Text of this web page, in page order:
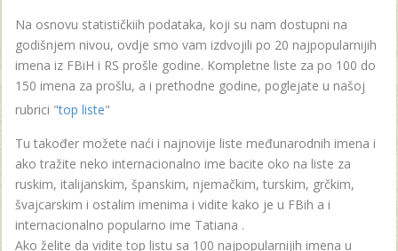
Na osnovu statističkiih podataka, koji su nam dostupni na
godišnjem nivou, ovdje smo vam izdvojili po 20 najpopularnijih
imena iz FBiH i RS prošle godine. Kompletne liste za po 100 do
150 imena za prošlu, a i prethodne godine, poglejate u našoj
rubrici "top liste"
Tu također možete naći i najnovije liste međunarodnih imena i
ako tražite neko internacionalno ime bacite oko na liste za
ruskim, italijanskim, španskim, njemačkim, turskim, grčkim,
švajcarskim i ostalim imenima i vidite kako je u FBih a i
internacionalno popularno ime Tatiana .
Ako želite da vidite top listu sa 100 najpopularnijih imena u